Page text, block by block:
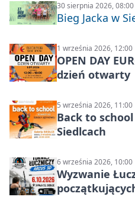
30 sierpnia 2026, 08:00
Bieg Jacka w
1 września 2026, 12:00
OPEN DAY
dzień otwarty
5 września 2026, 11:00
Back to
Siedlcach
6 września 2026, 10:00
Wyzwanie